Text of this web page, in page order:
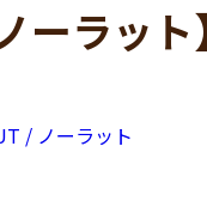
ーラッ
/ ノーラット